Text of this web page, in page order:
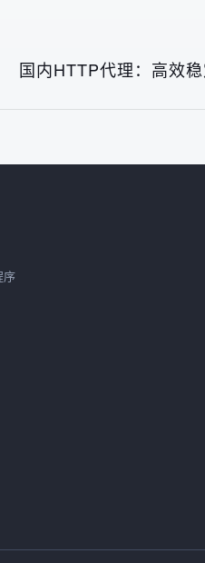
国内HTTP代理：高效
序